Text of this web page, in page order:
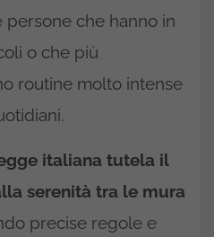
che hanno in
o che più
routine molto intense
italiana tutela il
serenità tra le mura
precise regole e